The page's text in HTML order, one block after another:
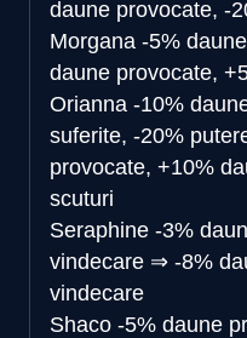
daune provocate, -
Morgana -5%
daune provocate,
Orianna -10%
suferite, -20%
provocate, +10%
scuturi
Seraphine -3%
vindecare ⇒ -8%
vindecare
Shaco -5% daune